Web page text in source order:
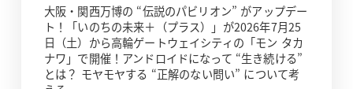
大阪・関西万博の “伝説のパビリオン” がアップデー
ト！「いのちの未来＋（プラス）」が2026年7月25
日（土）から高輪ゲートウェイシティの「モン タカ
ナワ」で開催！アンドロイドになって “生き続ける”
とは？ モヤモヤする “正解のない問い” について考